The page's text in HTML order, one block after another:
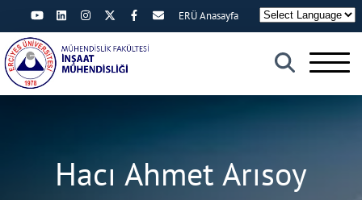
×
ERÜ Anasayfa
Hacı Ahmet Arısoy